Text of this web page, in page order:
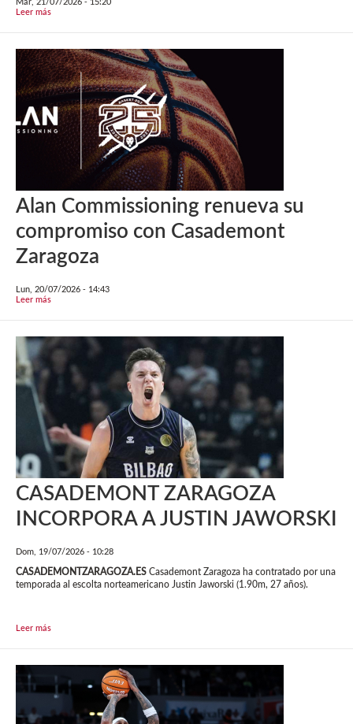
Leer más
Alan Commissioning renueva su
compromiso con Casademont
Zaragoza
Lun, 20/07/2026 - 14:43
Leer más
CASADEMONT ZARAGOZA
INCORPORA A JUSTIN JAWORSKI
Dom, 19/07/2026 - 10:28
CASADEMONTZARAGOZA.ES Casademont Zaragoza ha contratado por una
temporada al escolta norteamericano Justin Jaworski (1.90m, 27 años).
Leer más